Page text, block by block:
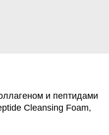
и пептидами
Cleansing Foam,